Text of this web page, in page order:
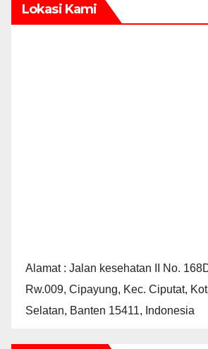
Lokasi Kami
Alamat : Jalan kesehatan II No.
Rw.009, Cipayung, Kec. Ciputat,
Selatan, Banten 15411, Indonesia